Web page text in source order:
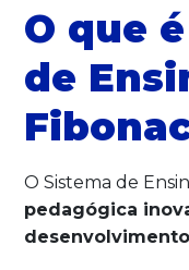
O que
de
O Sistema de
pedagógica